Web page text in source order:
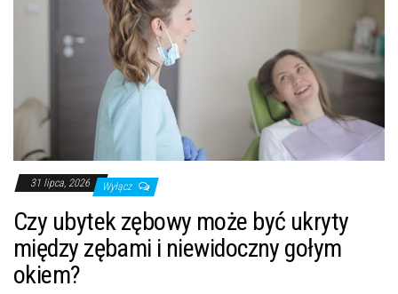
31 lipca, 2026 Wyłącz
Czy ubytek zębowy może być ukryty
między zębami i niewidoczny gołym
okiem?